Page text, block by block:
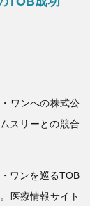
ワンへの株式公
スリーとの競合
ワンを巡るTOB
医療情報サイト